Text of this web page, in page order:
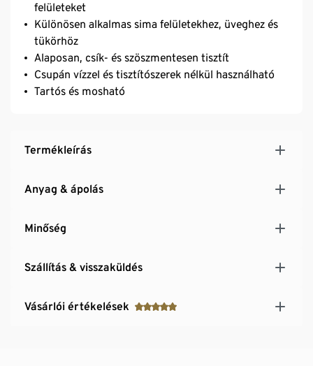
felületeket
Különösen alkalmas sima felületekhez, üveghez és
tükörhöz
Alaposan, csík- és szöszmentesen tisztít
Csupán vízzel és tisztítószerek nélkül használható
Tartós és mosható
Termékleírás
Anyag & ápolás
Minőség
Szállítás & visszaküldés
Vásárlói értékelések